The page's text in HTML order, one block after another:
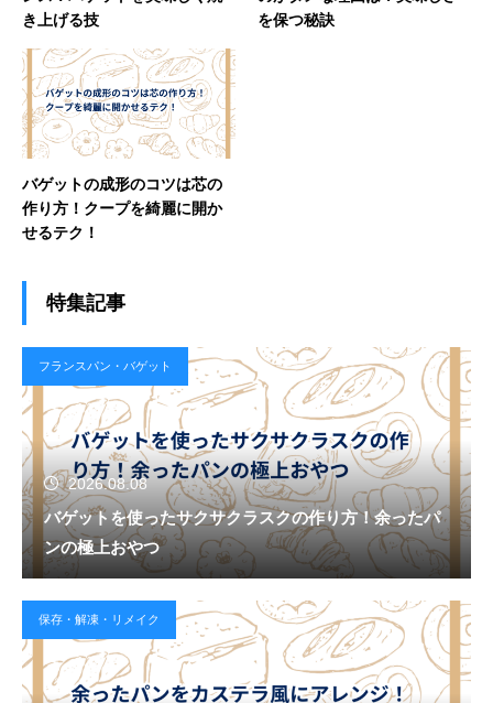
き上げる技
を保つ秘訣
バゲットの成形のコツは芯の
作り方！クープを綺麗に開か
せるテク！
特集記事
フランスパン・バゲット
2026.08.08
バゲットを使ったサクサクラスクの作り方！余ったパ
ンの極上おやつ
保存・解凍・リメイク